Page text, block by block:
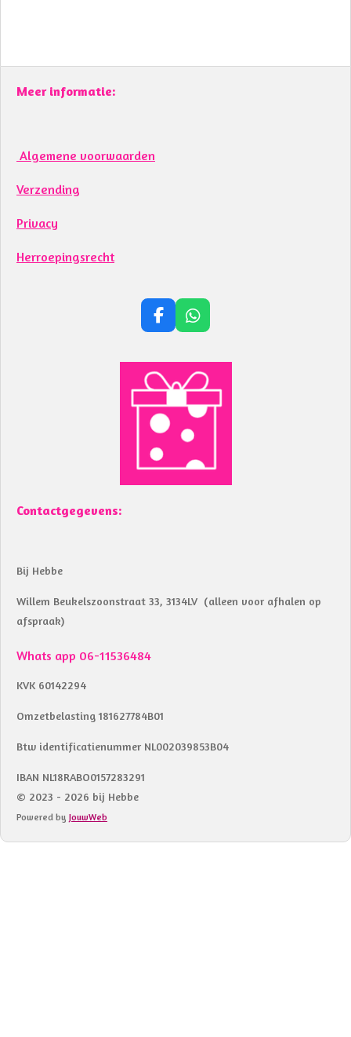
Meer informatie:
Algemene voorwaarden
Verzending
Privacy
Herroepingsrecht
F
e
b
o
o
k
W
t
s
A
p
p
Contactgegevens:
Bij Hebbe
Willem Beukelszoonstraat 33, 3134LV (alleen voor afhalen op
afspraak)
Whats app 06-11536484
KVK 60142294
Omzetbelasting 181627784B01
Btw identificatienummer NL002039853B04
IBAN NL18RABO0157283291
© 2023 - 2026 bij Hebbe
Powered by JouwWeb